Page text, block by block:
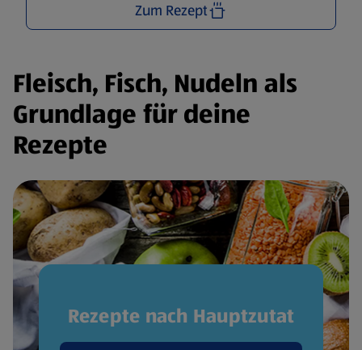
Zum Rezept
Fleisch, Fisch, Nudeln als
Grundlage für deine
Rezepte
Rezepte nach Hauptzutat